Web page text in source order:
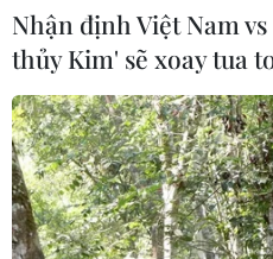
Nhận định Việt Nam
thủy Kim' sẽ xoay tua